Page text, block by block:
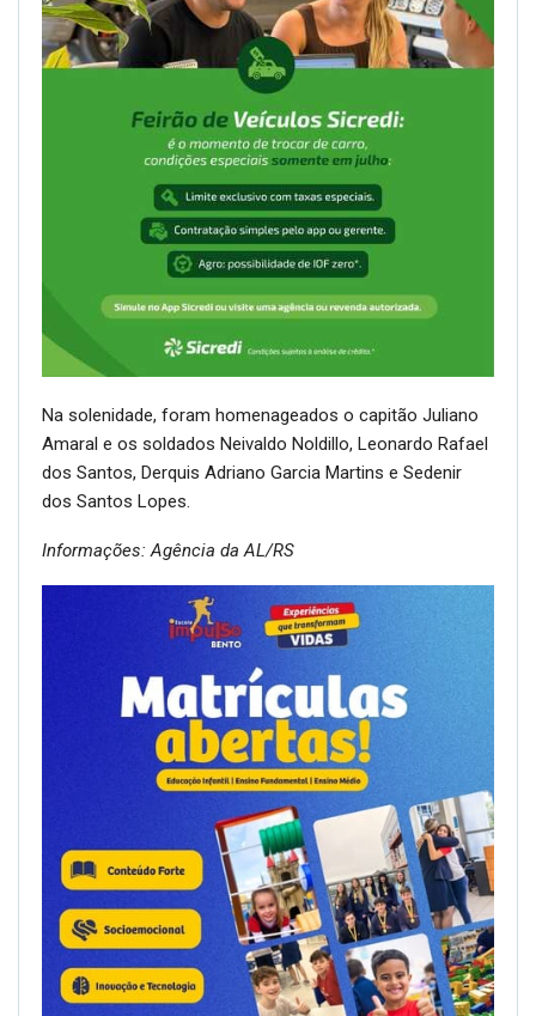
Na solenidade, foram homenageados o capitão Juliano
Amaral e os soldados Neivaldo Noldillo, Leonardo Rafael
dos Santos, Derquis Adriano Garcia Martins e Sedenir
dos Santos Lopes.
Informações: Agência da AL/RS